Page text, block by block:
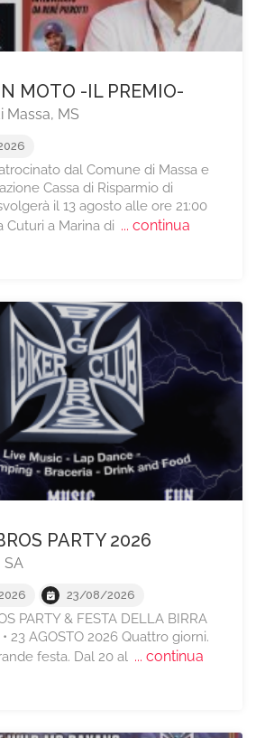
MOTO -IL PREMIO-
Massa, MS
dal Comune di Massa e
Cassa di Risparmio di
il 13 agosto alle ore 21:00
Cuturi a Marina di ... continua
PARTY 2026
SA
23/08/2026
PARTY & FESTA DELLA BIRRA
• 23 AGOSTO 2026 Quattro giorni.
festa. Dal 20 al ... continua